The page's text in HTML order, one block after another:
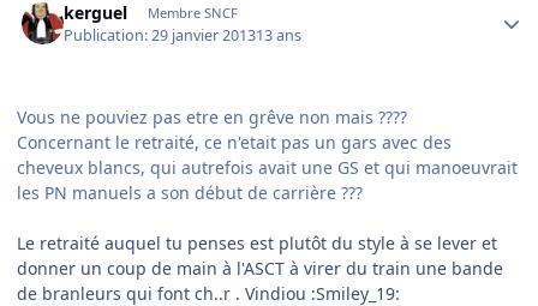
kerguel Membre SNCF
Publication:29 janvier 201313 ans
Vous ne pouviez pas etre en grêve non mais ????
Concernant le retraité, ce n'etait pas un gars avec des
cheveux blancs, qui autrefois avait une GS et qui manoeuvrait
les PN manuels a son début de carrière ???
Le retraité auquel tu penses est plutôt du style à se lever et
donner un coup de main à l'ASCT à virer du train une bande
de branleurs qui font ch..r . Vindiou :Smiley_19: